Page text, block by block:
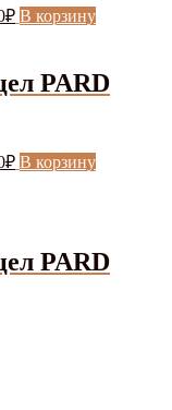
₽Текущая
цена:
В корзину
PARD
₽Текущая
цена:
В корзину
PARD